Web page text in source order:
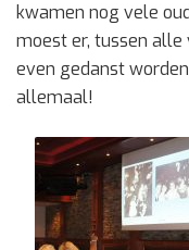
kwamen nog vele
moest er, tussen alle
even gedanst
allemaal!